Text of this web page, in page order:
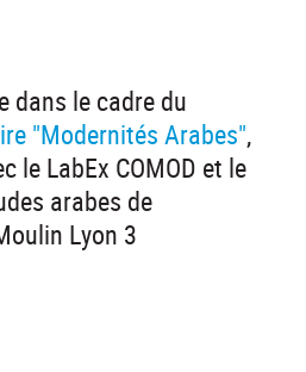
dans le cadre du
"Modernités Arabes",
le LabEx COMOD et le
arabes de
Lyon 3